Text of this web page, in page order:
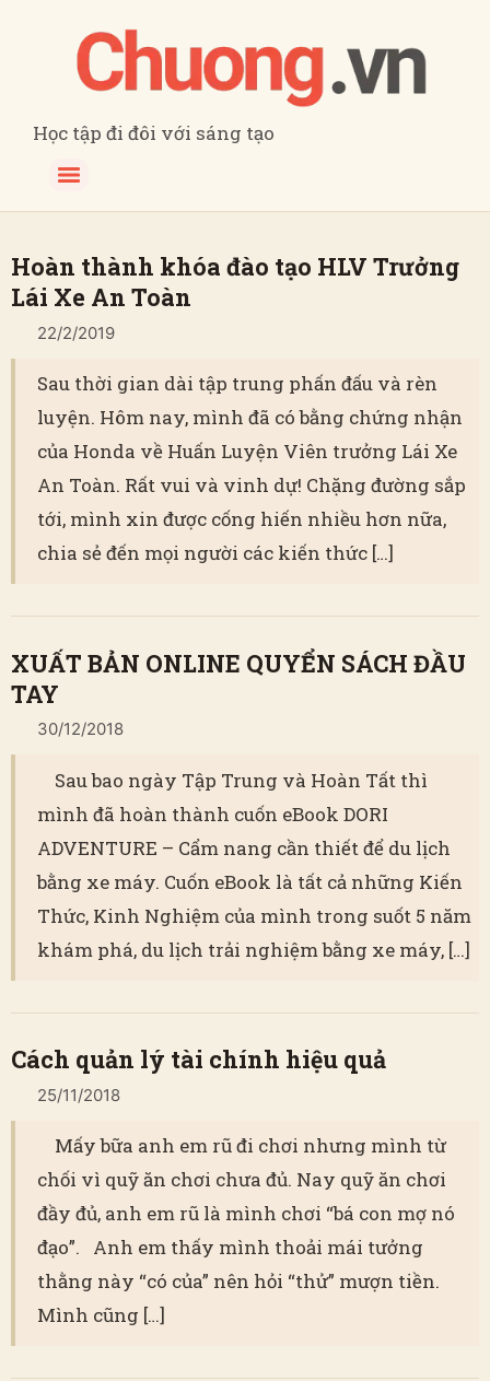
Học tập đi đôi với sáng tạo
Hoàn thành khóa đào tạo HLV Trưởng
Lái Xe An Toàn
22/2/2019
Sau thời gian dài tập trung phấn đấu và rèn
luyện. Hôm nay, mình đã có bằng chứng nhận
của Honda về Huấn Luyện Viên trưởng Lái Xe
An Toàn. Rất vui và vinh dự! Chặng đường sắp
tới, mình xin được cống hiến nhiều hơn nữa,
chia sẻ đến mọi người các kiến thức […]
XUẤT BẢN ONLINE QUYỂN SÁCH ĐẦU
TAY
30/12/2018
Sau bao ngày Tập Trung và Hoàn Tất thì
mình đã hoàn thành cuốn eBook DORI
ADVENTURE – Cẩm nang cần thiết để du lịch
bằng xe máy. Cuốn eBook là tất cả những Kiến
Thức, Kinh Nghiệm của mình trong suốt 5 năm
khám phá, du lịch trải nghiệm bằng xe máy, […]
Cách quản lý tài chính hiệu quả
25/11/2018
Mấy bữa anh em rũ đi chơi nhưng mình từ
chối vì quỹ ăn chơi chưa đủ. Nay quỹ ăn chơi
đầy đủ, anh em rũ là mình chơi “bá con mợ nó
đạo”. Anh em thấy mình thoải mái tưởng
thằng này “có của” nên hỏi “thử” mượn tiền.
Mình cũng […]